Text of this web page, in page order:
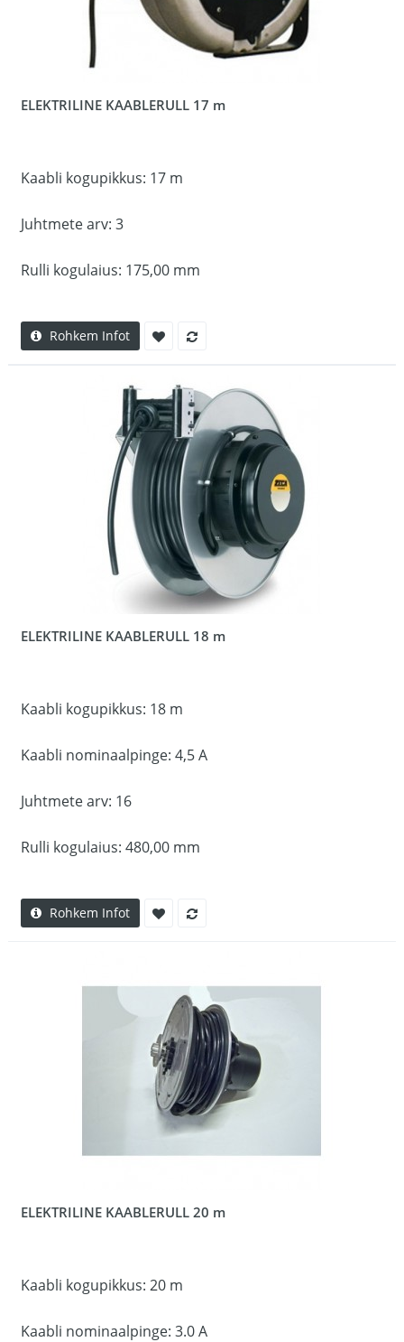
ELEKTRILINE KAABLERULL 17 m
Kaabli kogupikkus: 17 m
Juhtmete arv: 3
Rulli kogulaius: 175,00 mm
Rohkem Infot
ELEKTRILINE KAABLERULL 18 m
Kaabli kogupikkus: 18 m
Kaabli nominaalpinge: 4,5 A
Juhtmete arv: 16
Rulli kogulaius: 480,00 mm
Rohkem Infot
ELEKTRILINE KAABLERULL 20 m
Kaabli kogupikkus: 20 m
Kaabli nominaalpinge: 3.0 A